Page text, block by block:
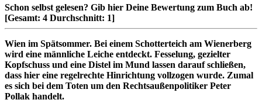
Schon selbst gelesen? Gib hier Deine Bewertung zum Buch ab!
[Gesamt: 4 Durchschnitt: 1]
Wien im Spätsommer. Bei einem Schotterteich am Wienerberg
wird eine männliche Leiche entdeckt. Fesselung, gezielter
Kopfschuss und eine Distel im Mund lassen darauf schließen,
dass hier eine regelrechte Hinrichtung vollzogen wurde. Zumal
es sich bei dem Toten um den Rechtsaußenpolitiker Peter
Pollak handelt.